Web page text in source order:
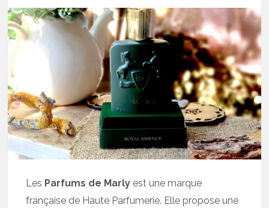
Les Parfums de Marly est une marque
française de Haute Parfumerie. Elle propose une